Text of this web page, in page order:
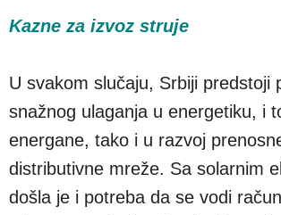
Kazne za izvoz struje
U svakom slučaju, Srbiji predstoji
snažnog ulaganja u energetiku, i
energane, tako i u razvoj
distributivne mreže. Sa solarnim
došla je i potreba da se vodi